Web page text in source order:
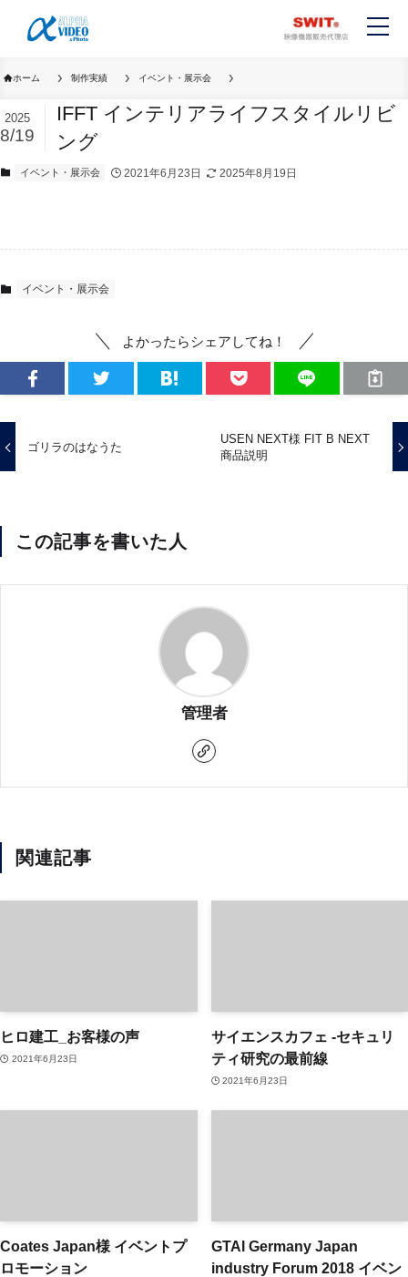
ホーム 制作実績 イベント・展示会
IFFT インテリアライフスタイルリビ
ング
2025
8/19
イベント・展示会 2021年6月23日 2025年8月19日
イベント・展示会
よかったらシェアしてね！
ゴリラのはなうた
USEN NEXT様 FIT B NEXT
商品説明
この記事を書いた人
管理者
関連記事
ヒロ建工_お客様の声
2021年6月23日
サイエンスカフェ ‐セキュリ
ティ研究の最前線
2021年6月23日
Coates Japan様 イベントプ
ロモーション
GTAI Germany Japan
industry Forum 2018 イベン